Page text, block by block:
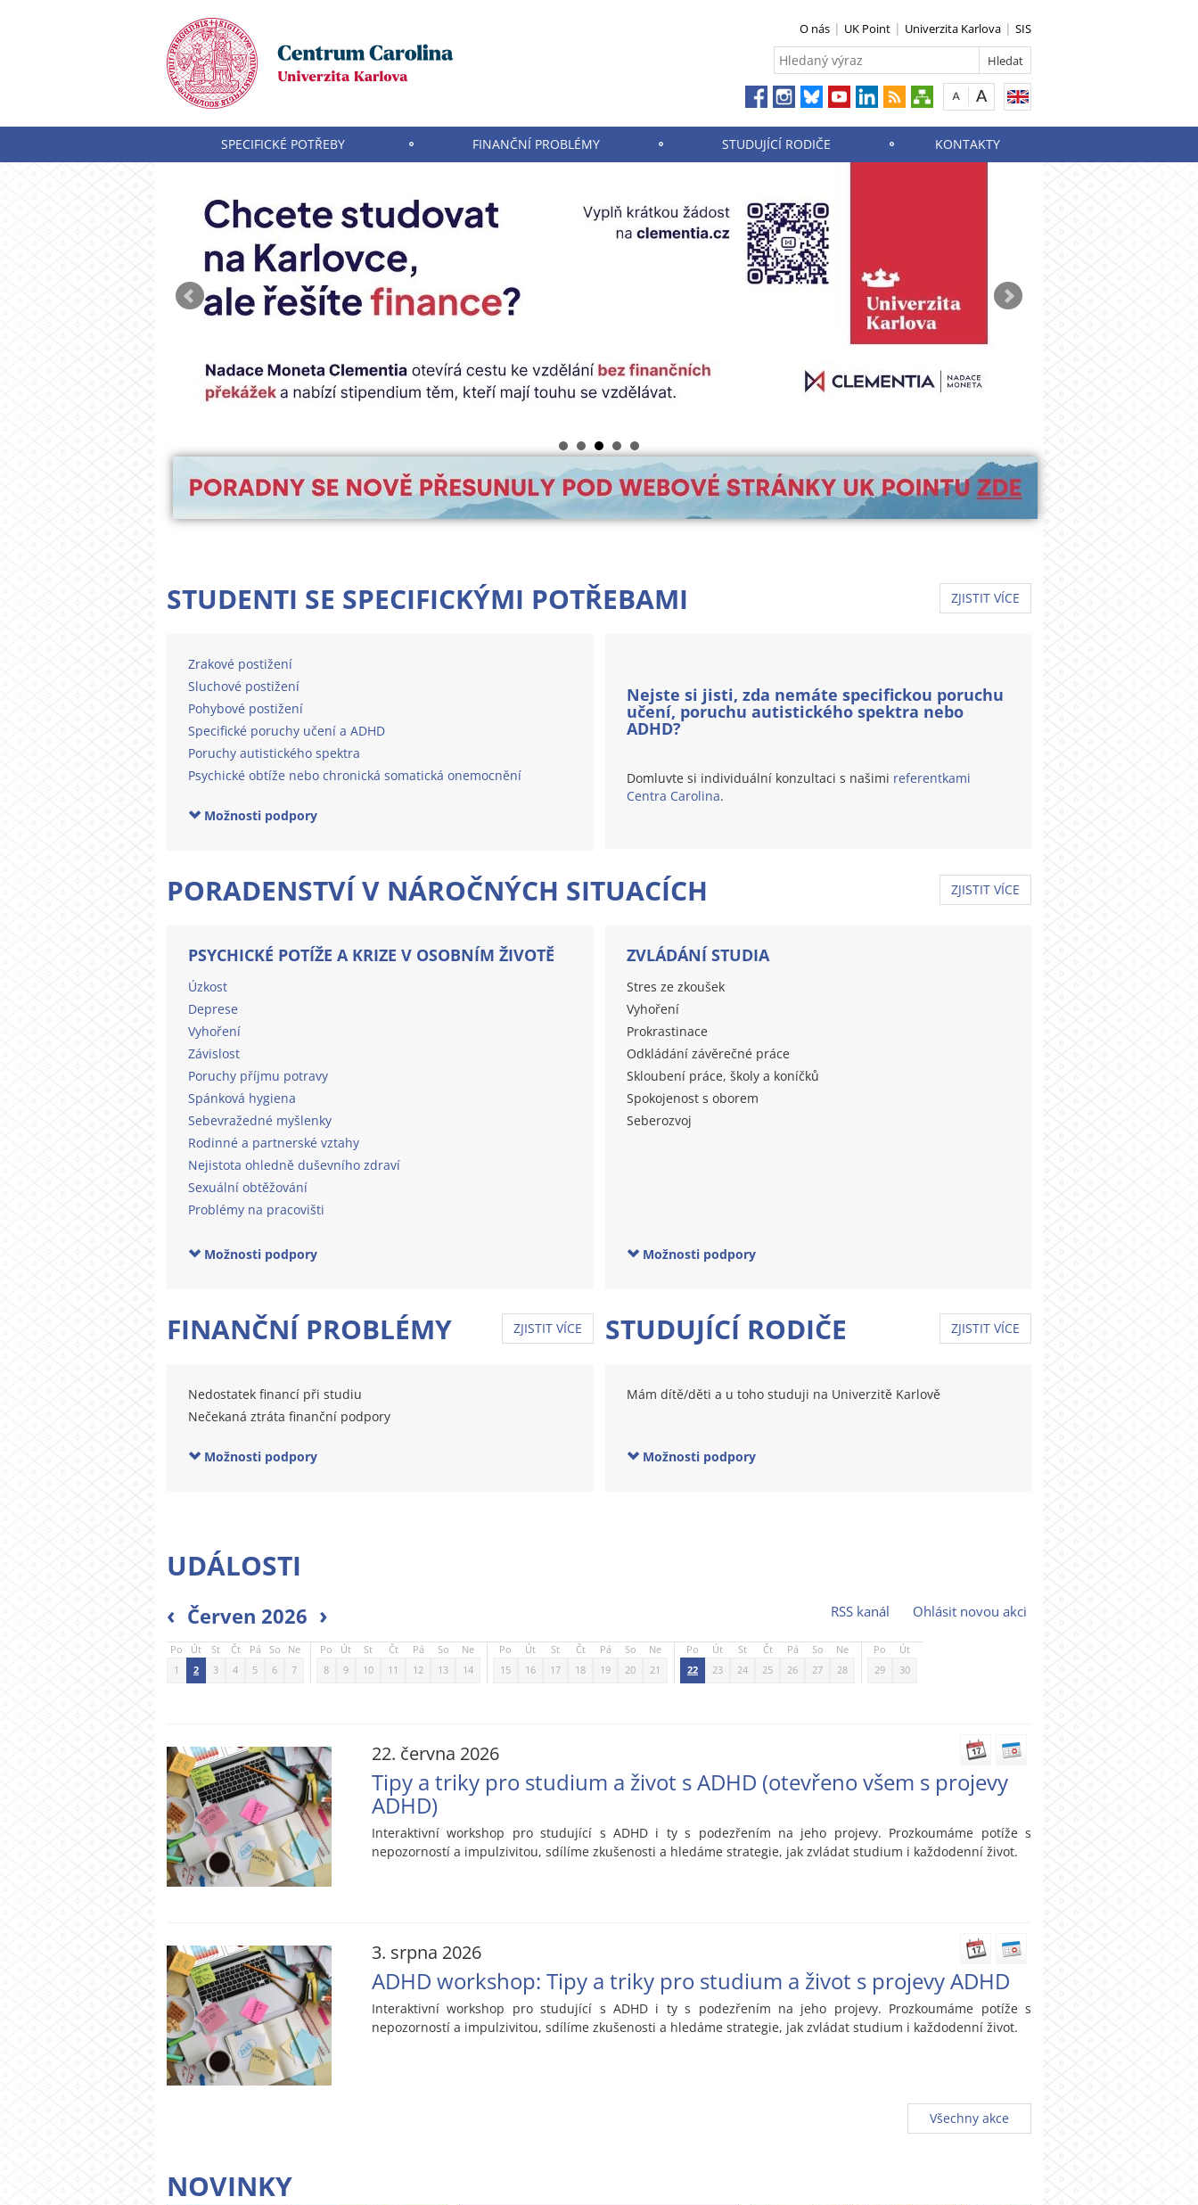
O nás UK Point Univerzita Karlova SIS
SPECIFICKÉ POTŘEBY FINANČNÍ PROBLÉMY STUDUJÍCÍ RODIČE KONTAKTY
STUDENTI SE SPECIFICKÝMI POTŘEBAMI ZJISTIT VÍCE
Zrakové postižení
Sluchové postižení
Pohybové postižení
Specifické poruchy učení a ADHD
Poruchy autistického spektra
Psychické obtíže nebo chronická somatická onemocnění
Možnosti podpory
Nejste si jisti, zda nemáte specifickou poruchu
učení, poruchu autistického spektra nebo
ADHD?
Domluvte si individuální konzultaci s našimi referentkami
Centra Carolina.
PORADENSTVÍ V NÁROČNÝCH SITUACÍCH ZJISTIT VÍCE
PSYCHICKÉ POTÍŽE A KRIZE V OSOBNÍM ŽIVOTĚ
Úzkost
Deprese
Vyhoření
Závislost
Poruchy příjmu potravy
Spánková hygiena
Sebevražedné myšlenky
Rodinné a partnerské vztahy
Nejistota ohledně duševního zdraví
Sexuální obtěžování
Problémy na pracovišti
Možnosti podpory
ZVLÁDÁNÍ STUDIA
Stres ze zkoušek
Vyhoření
Prokrastinace
Odkládání závěrečné práce
Skloubení práce, školy a koníčků
Spokojenost s oborem
Seberozvoj
Možnosti podpory
FINANČNÍ PROBLÉMY ZJISTIT VÍCE
Nedostatek financí při studiu
Nečekaná ztráta finanční podpory
Možnosti podpory
STUDUJÍCÍ RODIČE ZJISTIT VÍCE
Mám dítě/děti a u toho studuji na Univerzitě Karlově
Možnosti podpory
UDÁLOSTI
RSS kanál Ohlásit novou akci
‹ Červen 2026 ›
Po Út St Čt Pá So
Ne
1
2 3 4 5 6 7
Po Út St Čt Pá So
Ne
8
9 10 11 12 13 14
Po Út St Čt Pá So
Ne
15
16 17 18 19 20 21
Po Út St Čt Pá So
Ne
22
23 24 25 26 27 28
Po
Út
29
30
22. června 2026
Tipy a triky pro studium a život s ADHD (otevřeno všem s projevy
ADHD)
Interaktivní workshop pro studující s ADHD i ty s podezřením na jeho projevy. Prozkoumáme potíže s
nepozorností a impulzivitou, sdílíme zkušenosti a hledáme strategie, jak zvládat studium i každodenní život.
3. srpna 2026
ADHD workshop: Tipy a triky pro studium a život s projevy ADHD
Interaktivní workshop pro studující s ADHD i ty s podezřením na jeho projevy. Prozkoumáme potíže s
nepozorností a impulzivitou, sdílíme zkušenosti a hledáme strategie, jak zvládat studium i každodenní život.
Všechny akce
NOVINKY